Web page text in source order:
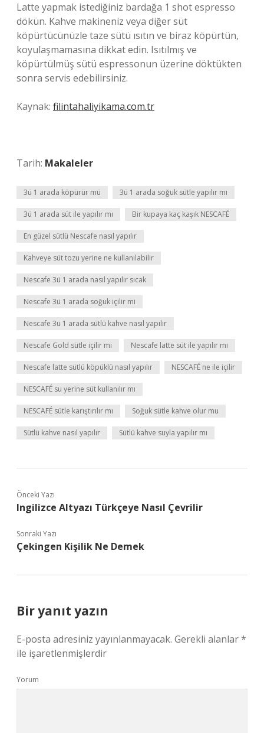
Latte yapmak istediğiniz bardağa 1 shot espresso
dökün. Kahve makineniz veya diğer süt
köpürtücünüzle taze sütü ısıtın ve biraz köpürtün,
koyulaşmamasına dikkat edin. Isıtılmış ve
köpürtülmüş sütü espressonun üzerine döktükten
sonra servis edebilirsiniz.
Kaynak: filintahaliyikama.com.tr
Tarih: Makaleler
3ü 1 arada köpürür mü 3ü 1 arada soğuk sütle yapılır mı
3ü 1 arada süt ile yapılır mı Bir kupaya kaç kaşık NESCAFÉ
En güzel sütlü Nescafe nasıl yapılır
Kahveye süt tozu yerine ne kullanılabilir
Nescafe 3ü 1 arada nasıl yapılır sıcak
Nescafe 3ü 1 arada soğuk içilir mi
Nescafe 3ü 1 arada sütlü kahve nasıl yapılır
Nescafe Gold sütle içilir mi Nescafe latte süt ile yapılır mı
Nescafe latte sütlü köpüklü nasıl yapılır NESCAFÉ ne ile içilir
NESCAFÉ su yerine süt kullanılır mı
NESCAFÉ sütle karıştırılır mı Soğuk sütle kahve olur mu
Sütlü kahve nasıl yapılır Sütlü kahve suyla yapılır mı
Önceki Yazı
Ingilizce Altyazı Türkçeye Nasıl Çevrilir
Sonraki Yazı
Çekingen Kişilik Ne Demek
Bir yanıt yazın
E-posta adresiniz yayınlanmayacak. Gerekli alanlar*
ile işaretlenmişlerdir
Yorum